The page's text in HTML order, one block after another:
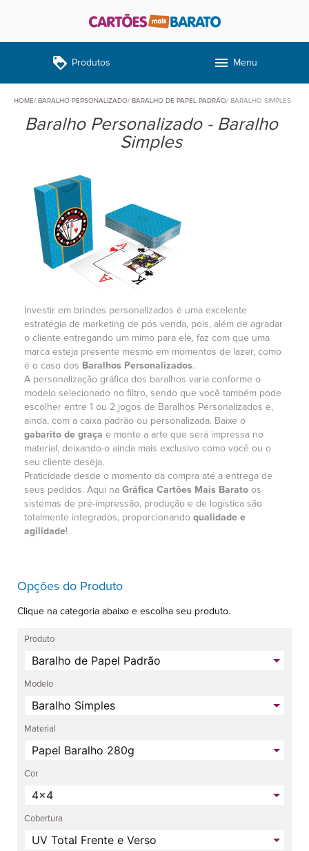
loyalty Produtos menu Menu
HOME BARALHO PERSONALIZADO BARALHO DE PAPEL PADRÃO BARALHO SIMPLES
Baralho Personalizado - Baralho
Simples
Investir em brindes personalizados é uma excelente
estratégia de marketing de pós venda, pois, além de agradar
o cliente entregando um mimo para ele, faz com que uma
marca esteja presente mesmo em momentos de lazer, como
é o caso dos Baralhos Personalizados.
A personalização gráfica dos baralhos varia conforme o
modelo selecionado no filtro, sendo que você também pode
escolher entre 1 ou 2 jogos de Baralhos Personalizados e,
ainda, com a caixa padrão ou personalizada. Baixe o
gabarito de graça e monte a arte que será impressa no
material, deixando-o ainda mais exclusivo como você ou o
seu cliente deseja.
Praticidade desde o momento da compra até a entrega de
seus pedidos. Aqui na Gráfica Cartões Mais Barato os
sistemas de pré-impressão, produção e de logística são
totalmente integrados, proporcionando qualidade e
agilidade!
Opções do Produto
Clique na categoria abaixo e escolha seu produto.
Produto
Modelo
Material
Cor
Cobertura